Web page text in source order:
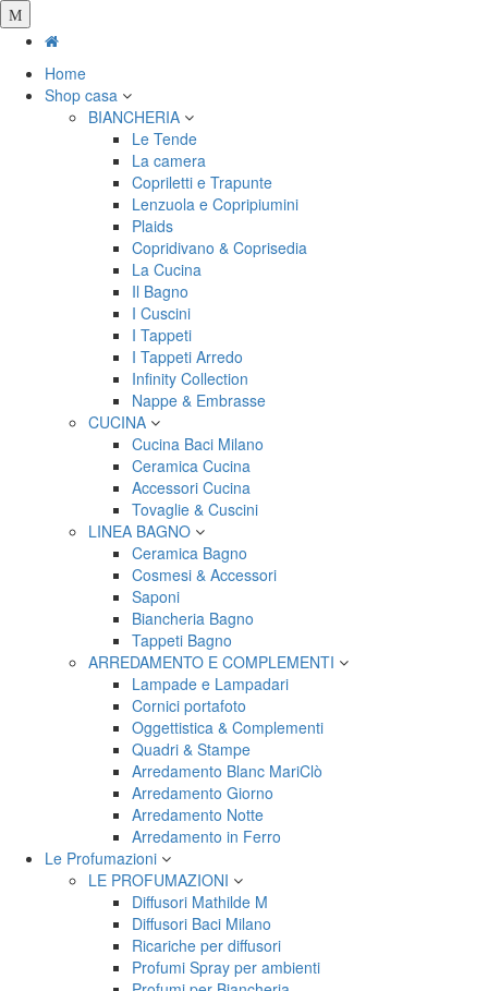
Salta
al
principaleHome
Shop casa
BIANCHERIA
Le Tende
La camera
Copriletti e Trapunte
Lenzuola e Copripiumini
Plaids
Copridivano & Coprisedia
La Cucina
Il Bagno
I Cuscini
I Tappeti
I Tappeti Arredo
Infinity Collection
Nappe & Embrasse
CUCINA
Cucina Baci Milano
Ceramica Cucina
Accessori Cucina
Tovaglie & Cuscini
LINEA BAGNO
Ceramica Bagno
Cosmesi & Accessori
Saponi
Biancheria Bagno
Tappeti Bagno
ARREDAMENTO E COMPLEMENTI
Lampade e Lampadari
Cornici portafoto
Oggettistica & Complementi
Quadri & Stampe
Arredamento Blanc MariClò
Arredamento Giorno
Arredamento Notte
Arredamento in Ferro
Le Profumazioni
LE PROFUMAZIONI
Diffusori Mathilde M
Diffusori Baci Milano
Ricariche per diffusori
Profumi Spray per ambienti